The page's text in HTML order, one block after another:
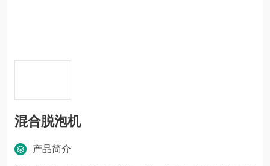
混合脱泡机
产品简介